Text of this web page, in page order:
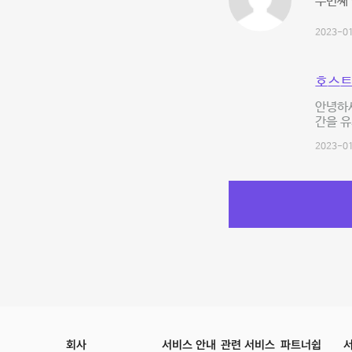
2023-
호스
안녕하
간을
2023-
회사 서비스 안내 관련 서비스 파트너쉽